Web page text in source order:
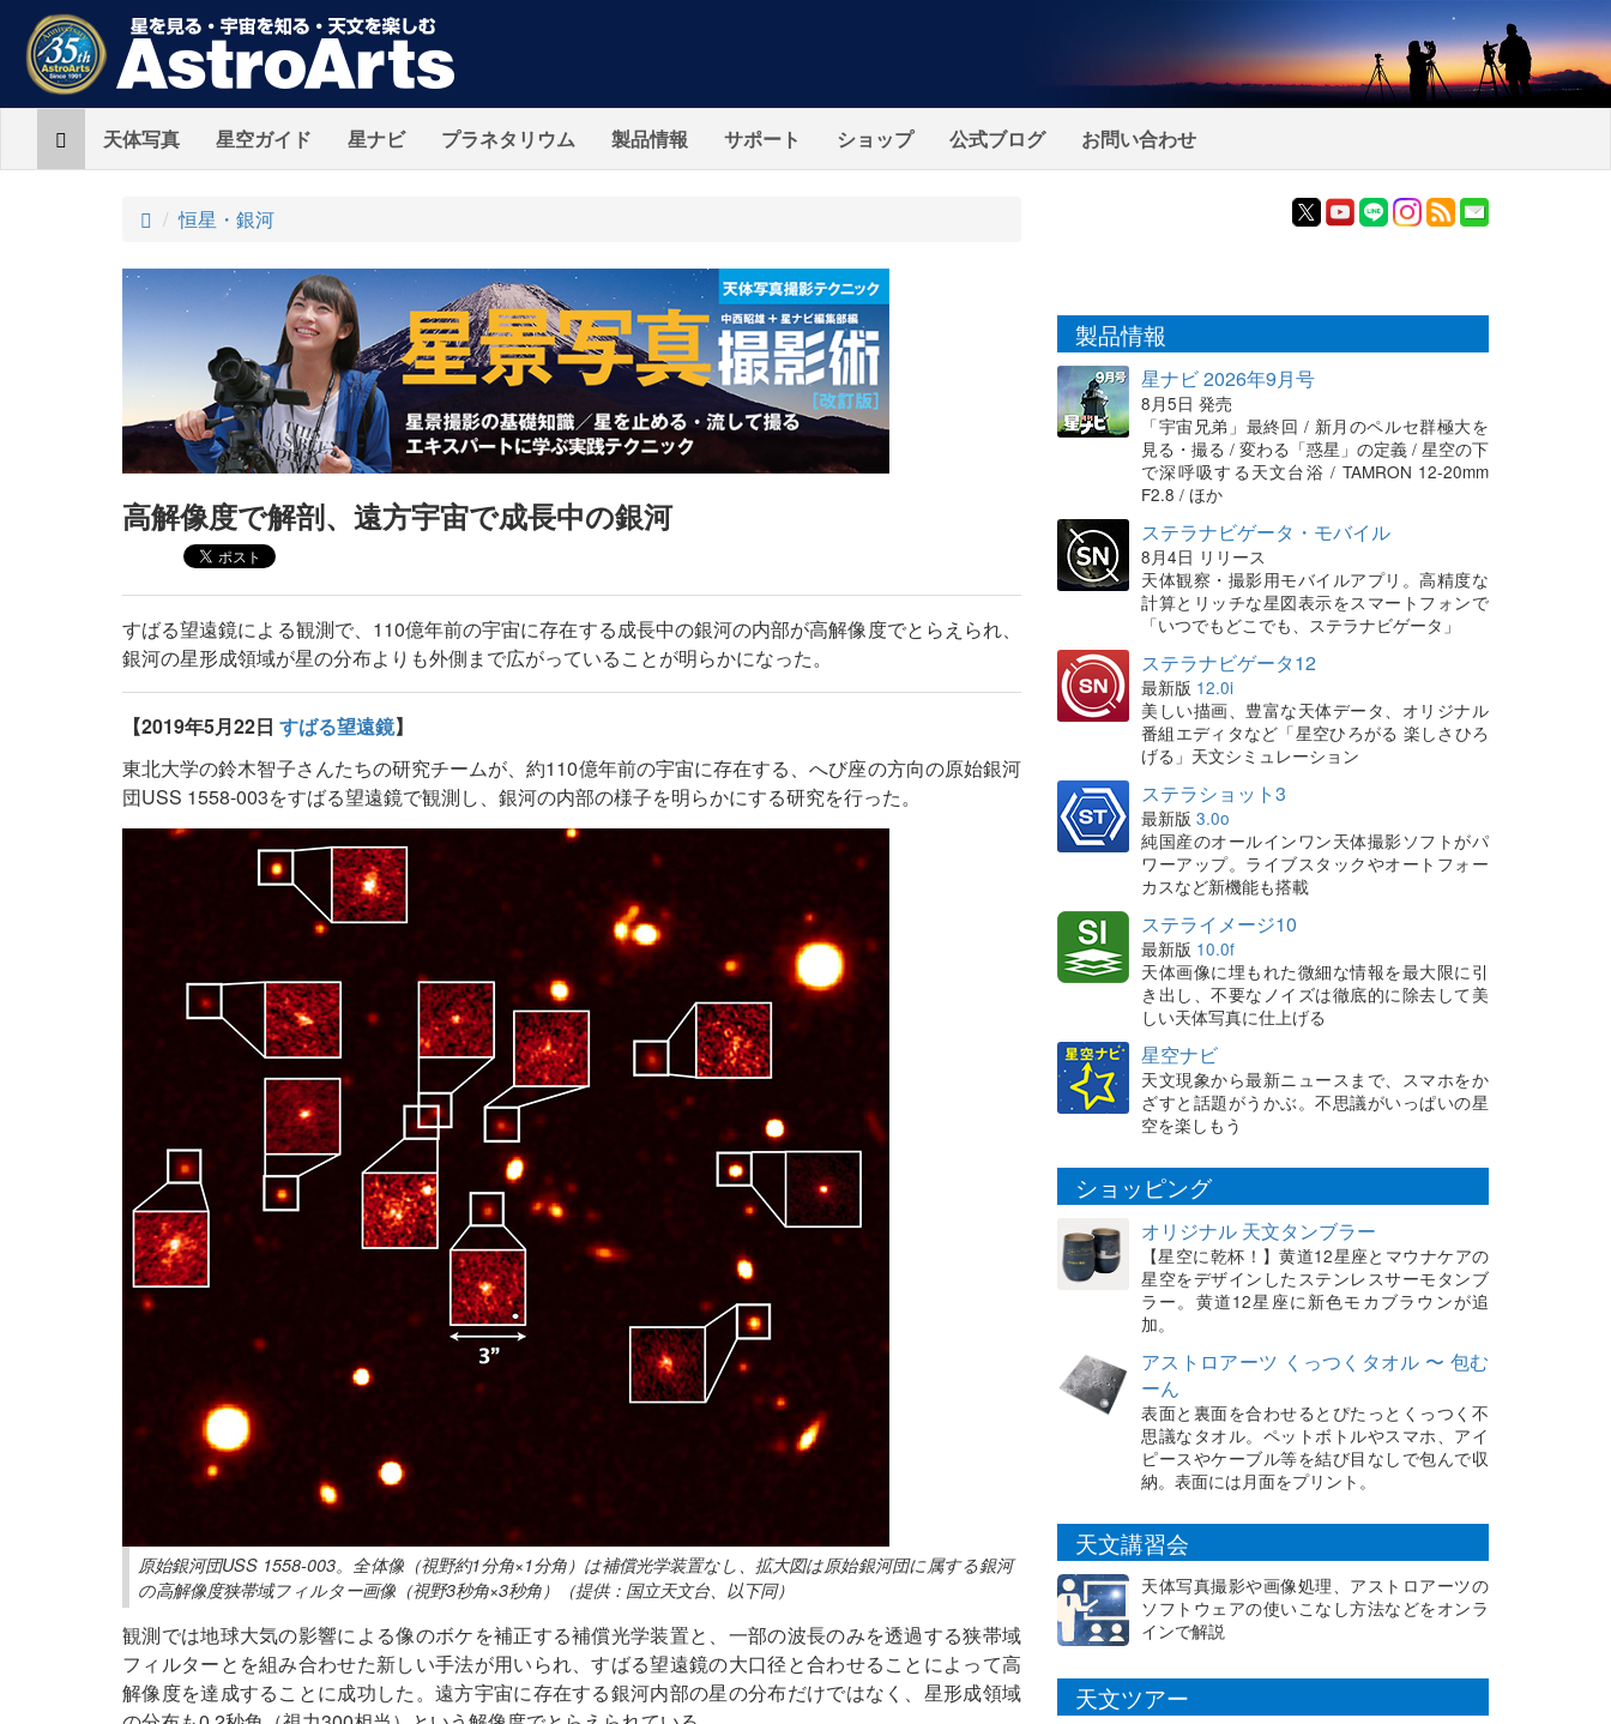
Home天体写真 星空ガイド 星ナビ プラネタリウム 製品情報 サポート ショップ 公式ブログ お問い合わせ
ト
プ
恒星・銀河
高解像度で解剖、遠方宇宙で成長中の銀河
すばる望遠鏡による観測で、110億年前の宇宙に存在する成長中の銀河の内部が高解像度でとらえられ、
銀河の星形成領域が星の分布よりも外側まで広がっていることが明らかになった。
【2019年5月22日 すばる望遠鏡】
東北大学の鈴木智子さんたちの研究チームが、約110億年前の宇宙に存在する、へび座の方向の原始銀河
団USS 1558-003をすばる望遠鏡で観測し、銀河の内部の様子を明らかにする研究を行った。
原始銀河団USS 1558-003。全体像（視野約1分角×1分角）は補償光学装置なし、拡大図は原始銀河団に属する銀河
の高解像度狭帯域フィルター画像（視野3秒角×3秒角）（提供：国立天文台、以下同）
観測では地球大気の影響による像のボケを補正する補償光学装置と、一部の波長のみを透過する狭帯域
フィルターとを組み合わせた新しい手法が用いられ、すばる望遠鏡の大口径と合わせることによって高
解像度を達成することに成功した。遠方宇宙に存在する銀河内部の星の分布だけではなく、星形成領域
製品情報
星ナビ 2026年9月号
8月5日 発売
「宇宙兄弟」最終回 / 新月のペルセ群極大を
見る・撮る / 変わる「惑星」の定義 / 星空の下
で深呼吸する天文台浴 / TAMRON 12-20mm
F2.8 / ほか
ステラナビゲータ・モバイル
8月4日 リリース
天体観察・撮影用モバイルアプリ。高精度な
計算とリッチな星図表示をスマートフォンで
「いつでもどこでも、ステラナビゲータ」
ステラナビゲータ12
最新版 12.0i
美しい描画、豊富な天体データ、オリジナル
番組エディタなど「星空ひろがる 楽しさひろ
げる」天文シミュレーション
ステラショット3
最新版 3.0o
純国産のオールインワン天体撮影ソフトがパ
ワーアップ。ライブスタックやオートフォー
カスなど新機能も搭載
ステライメージ10
最新版 10.0f
天体画像に埋もれた微細な情報を最大限に引
き出し、不要なノイズは徹底的に除去して美
しい天体写真に仕上げる
星空ナビ
天文現象から最新ニュースまで、スマホをか
ざすと話題がうかぶ。不思議がいっぱいの星
空を楽しもう
ショッピング
オリジナル 天文タンブラー
【星空に乾杯！】黄道12星座とマウナケアの
星空をデザインしたステンレスサーモタンブ
ラー。黄道12星座に新色モカブラウンが追
加。
アストロアーツ くっつくタオル 〜 包む
ーん
表面と裏面を合わせるとぴたっとくっつく不
思議なタオル。ペットボトルやスマホ、アイ
ピースやケーブル等を結び目なしで包んで収
納。表面には月面をプリント。
天文講習会
天体写真撮影や画像処理、アストロアーツの
ソフトウェアの使いこなし方法などをオンラ
インで解説
天文ツアー